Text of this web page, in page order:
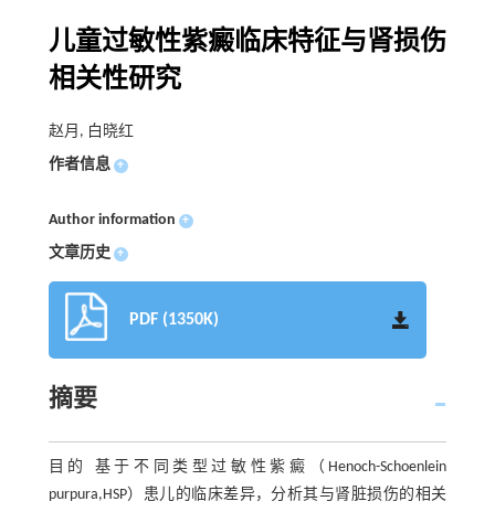
儿童过敏性紫癜临床特征与肾损伤
相关性研究
赵月, 白晓红
作者信息 +
Author information +
文章历史 +
PDF (1350K)
摘要
目的 基于不同类型过敏性紫癜（Henoch-Schoenlein
purpura,HSP）患儿的临床差异，分析其与肾脏损伤的相关